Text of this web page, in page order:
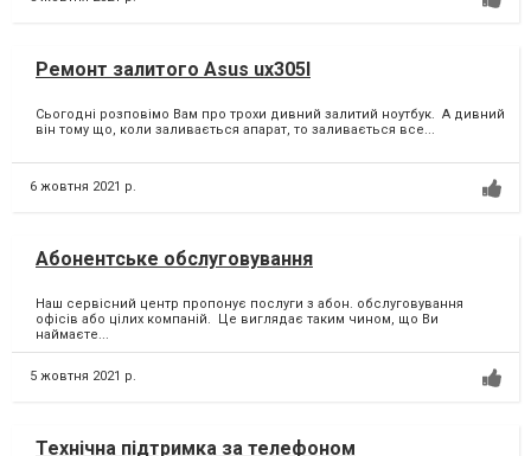
Ремонт залитого Asus ux305I
Сьогодні розповімо Вам про трохи дивний залитий ноутбук. ⁣ А дивний
він тому що, коли заливається апарат, то заливається все...
6 жовтня 2021 р.
Абонентське обслуговування
Наш сервісний центр пропонує послуги з абон. обслуговування
офісів або цілих компаній. ⁣ Це виглядає таким чином, що Ви
наймаєте...
5 жовтня 2021 р.
Технічна підтримка за телефоном